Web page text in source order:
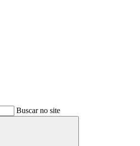
Buscar no site